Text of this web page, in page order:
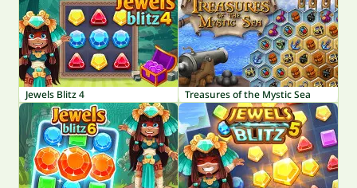
Jewels Blitz 4 Treasures of the Mystic Sea